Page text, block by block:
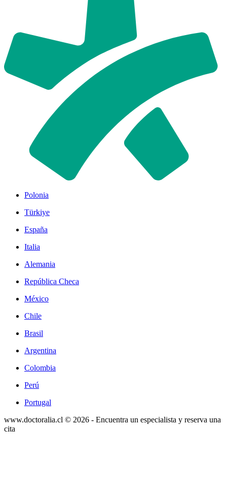
Polonia
Türkiye
España
Italia
Alemania
República Checa
México
Chile
Brasil
Argentina
Colombia
Perú
Portugal
www.doctoralia.cl © 2026 - Encuentra un especialista y reserva una
cita